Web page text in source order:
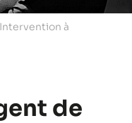
Intervention à
de